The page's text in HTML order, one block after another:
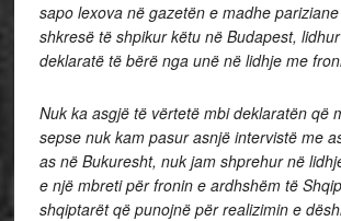
sapo lexova në gazetën e madhe pariziane
shkresë të shpikur këtu në Budapest,
deklaratë të bërë nga unë në lidhje me
Nuk ka asgjë të vërtetë mbi deklaratën që
sepse nuk kam pasur asnjë intervistë me
as në Bukuresht, nuk jam shprehur në
e një mbreti për fronin e ardhshëm të
shqiptarët që punojnë për realizimin e